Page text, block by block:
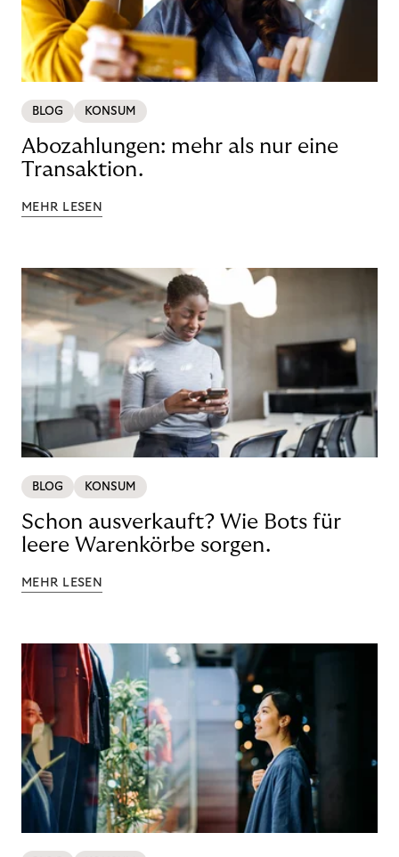
BLOG KONSUM
Abozahlungen: mehr als nur eine
Transaktion.
MEHR LESEN
BLOG KONSUM
Schon ausverkauft? Wie Bots für
leere Warenkörbe sorgen.
MEHR LESEN